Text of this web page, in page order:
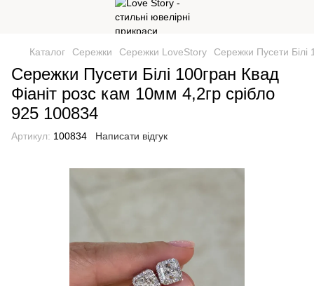
Каталог Сережки Сережки LoveStory Сережки Пусети Білі
Сережки Пусети Білі 100гран Квад
Фіаніт розс кам 10мм 4,2гр срібло
925 100834
Артикул: 100834 Написати відгук